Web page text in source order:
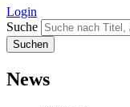
Login
Suche
News